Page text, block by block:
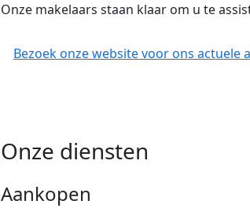
Onze makelaars staan klaar om u te
Bezoek onze website voor ons actuele
Onze diensten
Aankopen